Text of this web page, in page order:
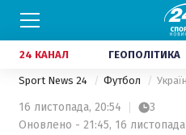
24 КАНАЛ ГЕОПОЛІТИКА
Sport News 24 Футбол
16 листопада, 20:54
3
Оновлено - 21:45, 16 листопада